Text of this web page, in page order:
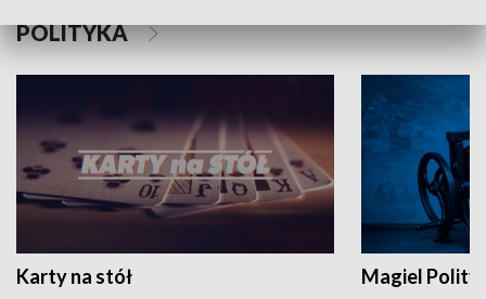
POLITYKA
Karty na stół Magiel